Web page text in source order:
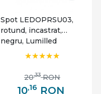
Spot LEDOPRSU03,
rotund, incastrat,
negru, Lumilled
10,16 RON
20,33 RON